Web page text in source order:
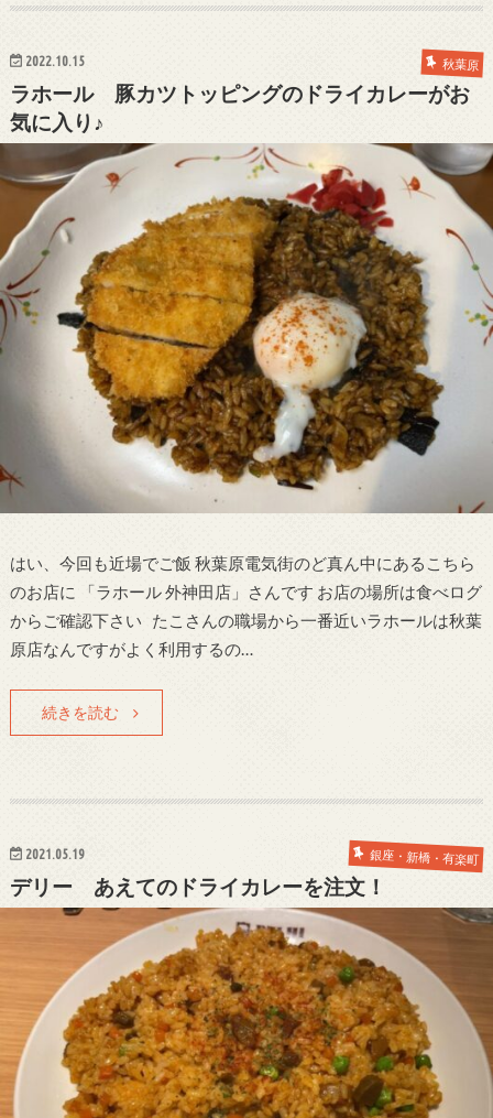
2022.10.15 秋葉原
ラホール 豚カツトッピングのドライカレーがお
気に入り♪
はい、今回も近場でご飯 秋葉原電気街のど真ん中にあるこちら
のお店に 「ラホール 外神田店」さんです お店の場所は食べログ
からご確認下さい たこさんの職場から一番近いラホールは秋葉
原店なんですがよく利用するの…
続きを読む
2021.05.19 銀座・新橋・有楽町
デリー あえてのドライカレーを注文！